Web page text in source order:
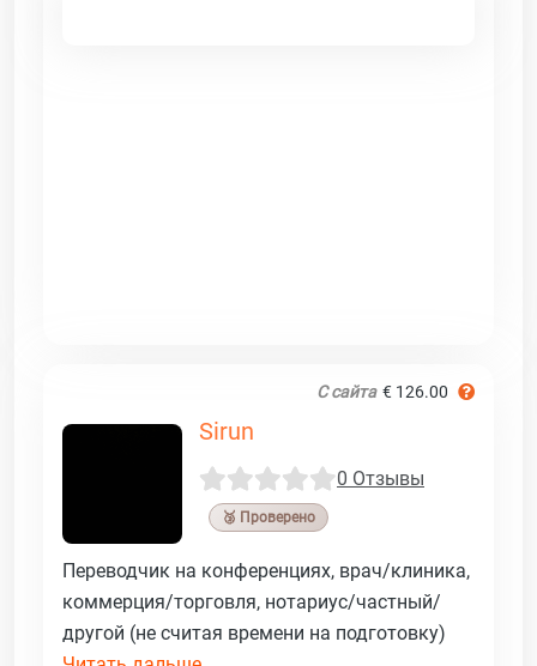
С сайта € 126.00
Sirun
0 Отзывы
🥉 Проверено
Переводчик на конференциях, врач/клиника,
коммерция/торговля, нотариус/частный/
другой (не считая времени на подготовку)